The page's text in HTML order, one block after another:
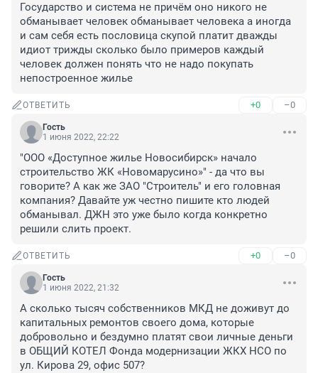
Государство и система не причём оно никого не
обманывает человек обманывает человека а иногда
и сам себя есть пословица скупой платит дважды
идиот трижды сколько было примеров каждый
человек должен понять что не надо покупать
непостроенное жилье
ОТВЕТИТЬ +0 –0
Гость
1 июня 2022, 22:22
"ООО «Доступное жилье Новосибирск» начало
строительство ЖК «Новомарусино»" - да что вы
говорите? А как же ЗАО "Строитель" и его головная
компания? Давайте уж честно пишите кто людей
обманывал. ДЖН это уже было когда конкретно
решили слить проект.
ОТВЕТИТЬ +0 –0
Гость
1 июня 2022, 21:32
А сколько тысяч собственников МКД не доживут до
капитальных ремонтов своего дома, которые
добровольно и бездумно платят свои личные деньги
в ОБЩИЙ КОТЕЛ Фонда модернизации ЖКХ НСО по
ул. Кирова 29, офис 507?